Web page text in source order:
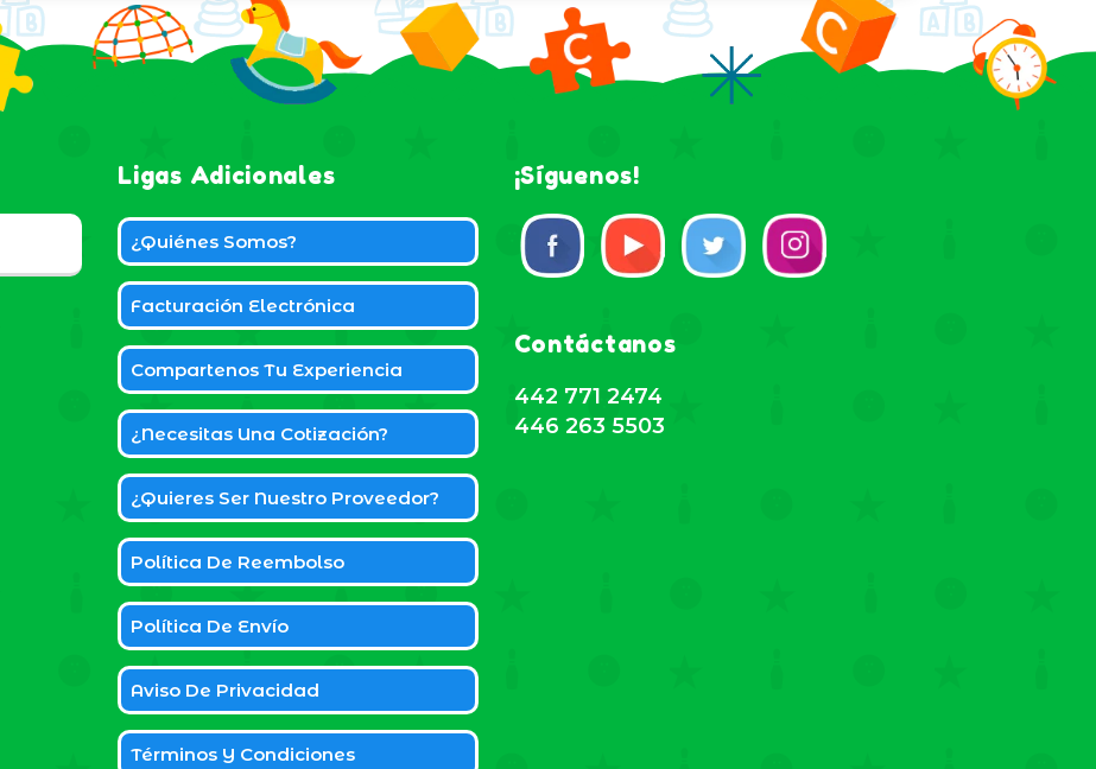
Ligas Adicionales
¿Quiénes Somos?
Facturación Electrónica
Compartenos Tu Experiencia
¿Necesitas Una Cotización?
¿Quieres Ser Nuestro Proveedor?
Política De Reembolso
Política De Envío
Aviso De Privacidad
Términos Y Condiciones
¡Síguenos!
Contáctanos
442 771 2474
446 263 5503